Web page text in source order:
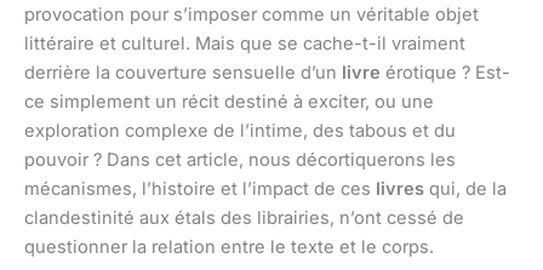
provocation pour s’imposer comme un véritable objet
littéraire et culturel. Mais que se cache-t-il vraiment
derrière la couverture sensuelle d’un livre érotique ? Est-
ce simplement un récit destiné à exciter, ou une
exploration complexe de l’intime, des tabous et du
pouvoir ? Dans cet article, nous décortiquerons les
mécanismes, l’histoire et l’impact de ces livres qui, de la
clandestinité aux étals des librairies, n’ont cessé de
questionner la relation entre le texte et le corps.